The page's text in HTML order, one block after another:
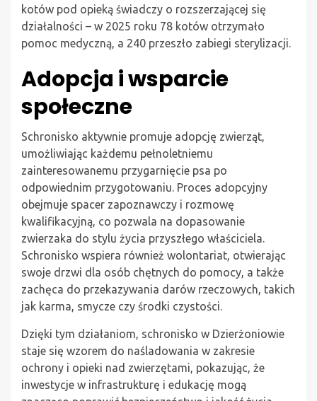
kotów pod opieką świadczy o rozszerzającej się
działalności – w 2025 roku 78 kotów otrzymało
pomoc medyczną, a 240 przeszło zabiegi sterylizacji.
Adopcja i wsparcie
społeczne
Schronisko aktywnie promuje adopcję zwierząt,
umożliwiając każdemu pełnoletniemu
zainteresowanemu przygarnięcie psa po
odpowiednim przygotowaniu. Proces adopcyjny
obejmuje spacer zapoznawczy i rozmowę
kwalifikacyjną, co pozwala na dopasowanie
zwierzaka do stylu życia przyszłego właściciela.
Schronisko wspiera również wolontariat, otwierając
swoje drzwi dla osób chętnych do pomocy, a także
zachęca do przekazywania darów rzeczowych, takich
jak karma, smycze czy środki czystości.
Dzięki tym działaniom, schronisko w Dzierżoniowie
staje się wzorem do naśladowania w zakresie
ochrony i opieki nad zwierzętami, pokazując, że
inwestycje w infrastrukturę i edukację mogą